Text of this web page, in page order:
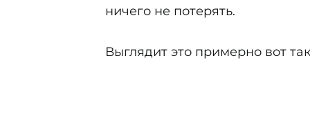
ничего не потерять.
Выглядит это примерно вот